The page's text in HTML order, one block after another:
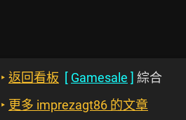
‣ 返回看板 [ Gamesale ] 綜合
‣ 更多 imprezagt86 的文章